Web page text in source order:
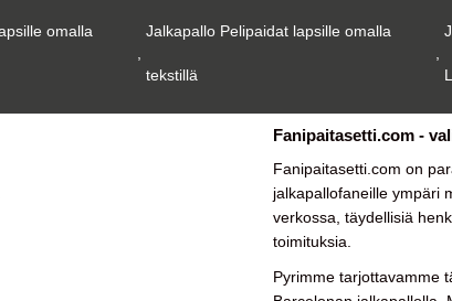
omalla Jalkapallo Pelipaidat lapsille omalla
tekstillä
Fanipaitasetti.com -
Fanipaitasetti.com on
jalkapallofaneille ympäri
verkossa, täydellisiä
toimituksia.
Pyrimme tarjottavamme